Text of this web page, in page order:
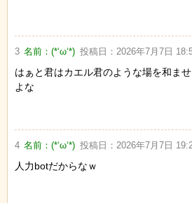
3 名前：(*‘ω‘*) 投稿日： 2026年7月7日
はぁと君はカエル君のような場を和ま
よな
4 名前：(*‘ω‘*) 投稿日： 2026年7月7日
人力botだからなｗ